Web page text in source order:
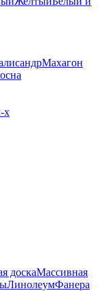
Махагон
х
доскаМассивная
ЛинолеумФанера